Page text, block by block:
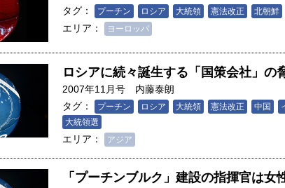
タグ：
プーチン ロシア 大統領 憲法改正 北朝鮮
エリア： ヨーロッパ
ロシアに続々誕生する「国策会社」の
2007年11月号
内藤泰朗
タグ：
プーチン ロシア 大統領 憲法改正 中国
大統領選
エリア： アジア
「プーチンブルク」建設の指揮官は女